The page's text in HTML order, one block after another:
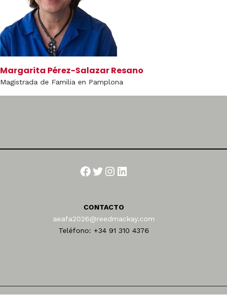
Margarita Pérez-Salazar Resano
Magistrada de Familia en Pamplona
Facebook
Twitter
Instagram
LinkedIn
CONTACTO
aeafa2026@reedmackay.com
Teléfono: +34 91 310 4376